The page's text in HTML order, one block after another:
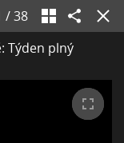
/38
Týden plný